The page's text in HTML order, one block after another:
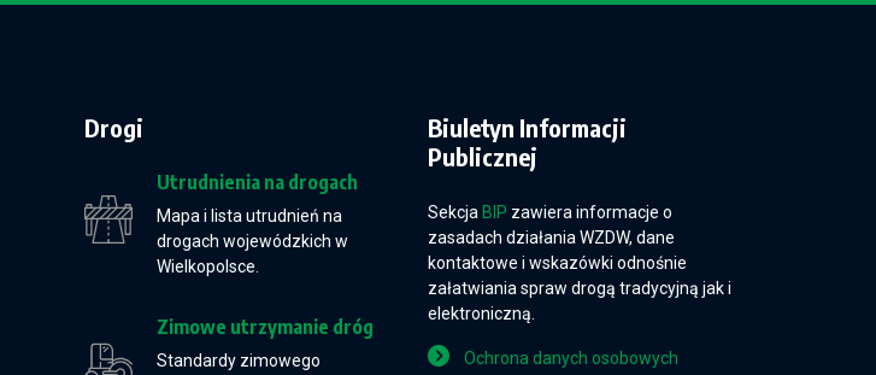
Drogi
Utrudnienia na drogach
Mapa i lista utrudnień na
drogach wojewódzkich w
Wielkopolsce.
Zimowe utrzymanie dróg
Standardy zimowego
Biuletyn Informacji
Publicznej
Sekcja BIP zawiera informacje o
zasadach działania WZDW, dane
kontaktowe i wskazówki odnośnie
załatwiania spraw drogą tradycyjną jak i
elektroniczną.
Ochrona danych osobowych